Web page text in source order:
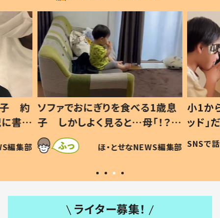
歳息
？」
編集部
小1から不登校、息子は「ギフテ
ッド」だった 父が“ウチ給食”を
作り続ける理由とは #令和の親
#令和の子
SNSで話題 ほ・とせなNEWS編集部
ひ孫
が、抱
「涙
い」
ライター募集！